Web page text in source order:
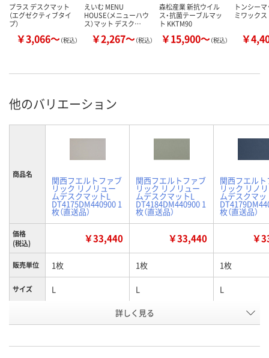
プラス デスクマット
（エグゼクティブタイ
プ）
￥3,066～（税込）
えいむ MENU
HOUSE（メニューハウ
ス）マット デスク…
￥2,267～（税込）
森松産業 新抗ウイル
ス・抗菌テーブルマッ
ト KKTM90
￥15,900～（税込）
トンシー
ミワックス
￥
他のバリエーション
商品名
関西フエルトファブ
リック リノリュー
ムデスクマットL
DT4175DM440900 1
枚（直送品）
関西フエルトファブ
リック リノリュー
ムデスクマットL
DT4184DM440900 1
枚（直送品）
関西フエル
リック リノ
ムデスクマッ
枚（直送品）
価格
(税込)
￥33,440 ￥33,440 ￥
販売単位 1枚 1枚 1枚
サイズ L L L
ダークグリーン系 ネイビー系
AH21152 AH21159 AH21153
詳しく見る